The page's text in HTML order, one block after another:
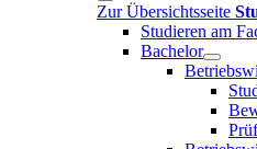
Zur Übersichtsseite
Studieren am
Bachelor